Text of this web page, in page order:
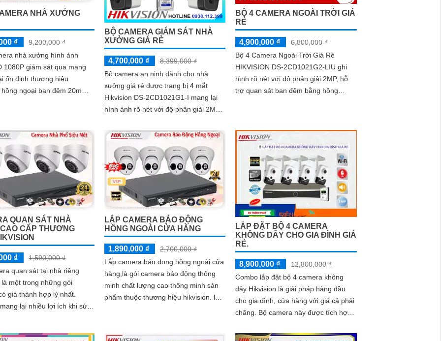
NHÀ XƯỞNG
₫
9,200,000 ₫
nhà xưởng hình ảnh
1080P giám sát qua mạng
ổn định thương hiệu
hồng ngoại ban đêm 20m
BỘ CAMERA GIÁM SÁT NHÀ
XƯỞNG GIÁ RẺ
4,700,000 ₫
8,399,000 ₫
Bộ camera an ninh dành cho nhà
xưởng giá rẻ được trang bị 4 mắt
Hikvision DS-2CD1021G1-I mang lại
hình ảnh rõ nét với độ phân giải 2MP.
H.265+/H.265/H.264+/H
BỘ 4 CAMERA NGOÀI TRỜI GIÁ
RẺ
4,900,000 ₫
6,800,000 ₫
Bộ 4 Camera Ngoài Trời Giá Rẻ
HIKVISION DS-2CD1021G2-LIU ghi
hình rõ nét với độ phân giải 2MP, hỗ
trợ quan sát ban đêm bằng hồng
tốt với chống ngược sáng DWDR,
BLC, giảm nhiễu 3D DNR
QUAN SÁT NHÀ
CAO CẤP THƯƠNG
₫
1,590,000 ₫
quan sát tại nhà riêng
là một trong những gói
giá thành hợp lý nhất.
lại nhiều lợi ích khi sử
LẮP CAMERA BÁO ĐỘNG
HỒNG NGOÀI CỬA HÀNG
1,890,000 ₫
2,700,000 ₫
Lắp camera báo dong hồng ngoài cửa
hàng,là gói camera báo động thông
minh chất lượng cao thông minh sản
phẩm thuộc thương hiệu hikvision. là
LẮP ĐẶT BỘ 4 CAMERA
KHÔNG DÂY CHO GIA ĐÌNH GIÁ
RẺ.
8,900,000 ₫
12,800,000 ₫
Combo lắp đặt bộ 4 camera không
dây Hikvision là giải pháp hàng đầu
cho gia đình, cửa hàng với giá cả phải
chăng. Bộ camera này được tích hợp
âm thanh và phát ra cảnh báo nhanh